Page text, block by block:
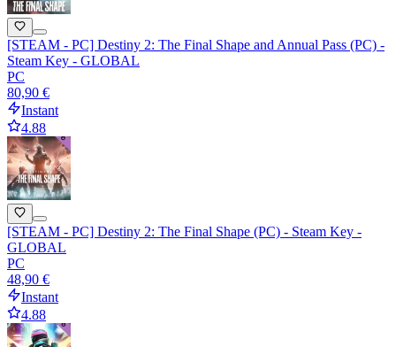
[STEAM - PC] Destiny 2: The Final Shape and Annual Pass (PC) -
Steam Key - GLOBAL
PC
80,90 €
Instant
4.88
[STEAM - PC] Destiny 2: The Final Shape (PC) - Steam Key -
GLOBAL
PC
48,90 €
Instant
4.88